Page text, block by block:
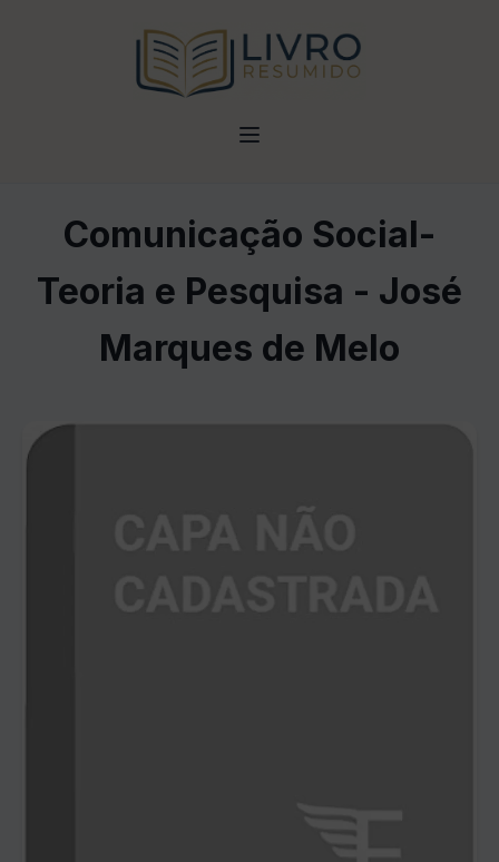
Comunicação Social-
Teoria e Pesquisa - José
Marques de Melo